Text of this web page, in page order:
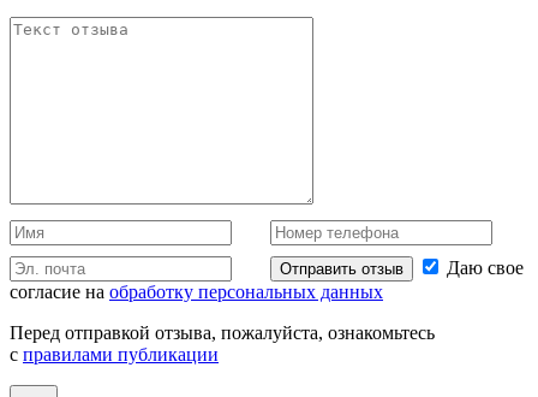
Отправить отзыв
Даю свое
согласие на обработку персональных данных
Перед отправкой отзыва, пожалуйста, ознакомьтесь
с правилами публикации